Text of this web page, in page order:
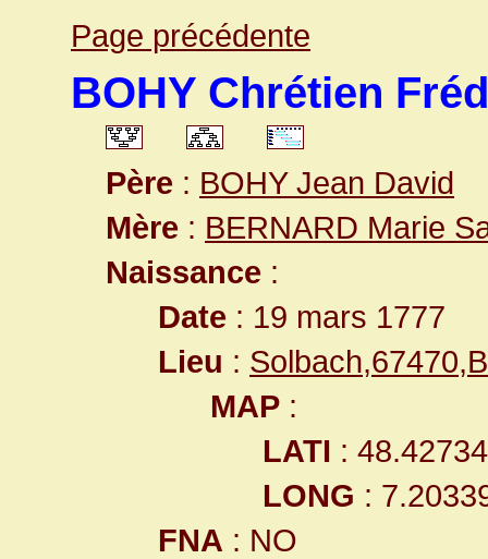
Page précédente
BOHY Chrétien
Père : BOHY Jean David
Mère : BERNARD Marie
Naissance :
Date : 19 mars 1777
Lieu :
MAP :
LATI :
LONG :
FNA : NO